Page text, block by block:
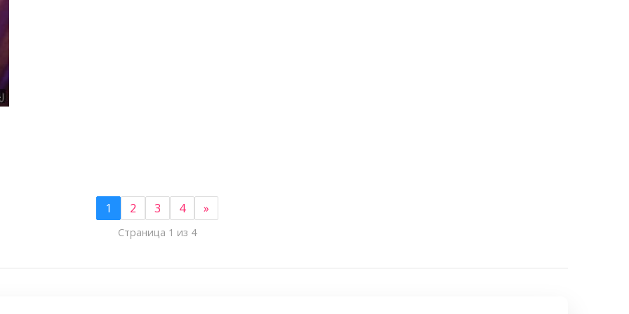
1 2 3 4 »
Страница 1 из 4